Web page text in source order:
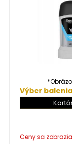
Výber